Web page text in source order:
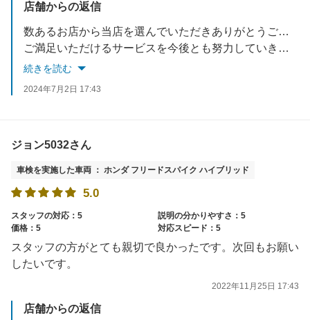
店舗からの返信
数あるお店から当店を選んでいただきありがとうございます。
ご満足いただけるサービスを今後とも努力していきますので宜しくお願い致します。
又のご来店お待ちしております。
続きを読む
2024年7月2日 17:43
ジョン5032さん
車検を実施した車両 ： ホンダ フリードスパイク ハイブリッド
5.0
スタッフの対応：5
説明の分かりやすさ：5
価格：5
対応スピード：5
スタッフの方がとても親切で良かったです。次回もお願い
したいです。
2022年11月25日 17:43
店舗からの返信